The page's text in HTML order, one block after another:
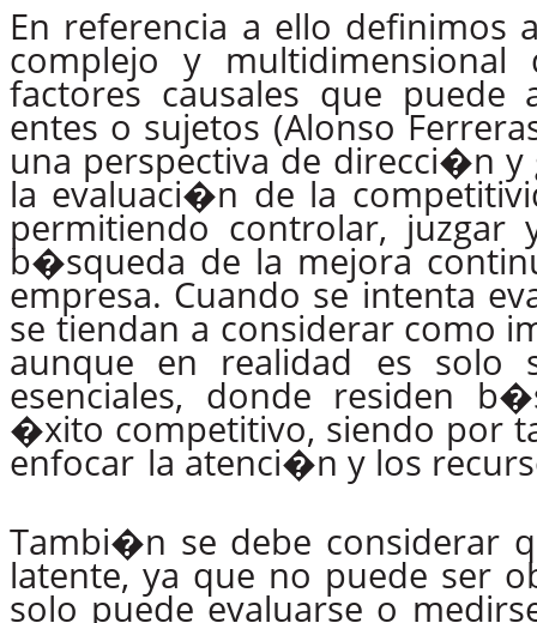
En referencia a ello definimos
complejo y multidimensional
factores causales que puede
entes o sujetos (Alonso
una perspectiva de direcci�n y
la evaluaci�n de la
permitiendo controlar, juzgar
b�squeda de la mejora
empresa. Cuando se intenta
se tiendan a considerar como
aunque en realidad es solo
esenciales, donde residen
�xito competitivo, siendo por
enfocar la atenci�n y los
Tambi�n se debe considerar
latente, ya que no puede ser
solo puede evaluarse o